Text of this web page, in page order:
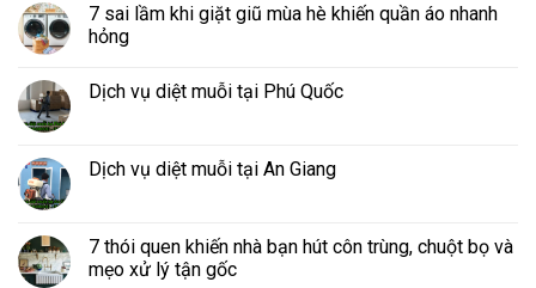
7 sai lầm khi giặt giũ mùa hè khiến quần áo nhanh
hỏng
Dịch vụ diệt muỗi tại Phú Quốc
Dịch vụ diệt muỗi tại An Giang
7 thói quen khiến nhà bạn hút côn trùng, chuột bọ và
mẹo xử lý tận gốc